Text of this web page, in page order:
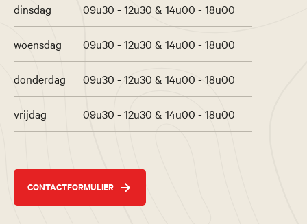
dinsdag 09u30 - 12u30 & 14u00 - 18u00
woensdag 09u30 - 12u30 & 14u00 - 18u00
donderdag 09u30 - 12u30 & 14u00 - 18u00
vrijdag 09u30 - 12u30 & 14u00 - 18u00
CONTACTFORMULIER